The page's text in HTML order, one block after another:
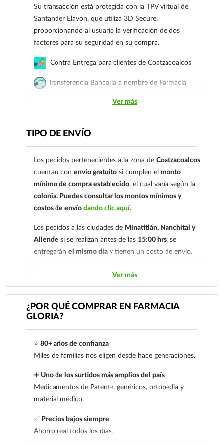
Su transacción está protegida con la TPV virtual de
Santander Elavon, que utiliza 3D Secure,
proporcionando al usuario la verificación de dos
factores para su seguridad en su compra.
Contra Entrega para clientes de Coatzacoalcos
Transferencia Bancaria a nombre de Farmacia
cuenta: Clave: 014854655008143954
Para esta forma de pago el cliente deberá enviar su
comprobante de pago a al siguiente correo
nuestro
921 261 8491
Ver más
TIPO DE ENVÍO
Los pedidos pertenecientes a la zona deCoatzacoalcos
cuentan conenvío gratuito si cumplen elmonto
mínimo de compra establecido, el cual varía según la
colonia. Puedes consultar los montos mínimos y
costos de envíodando clic aquí.
Los pedidos a las ciudades de Minatitlán, Nanchital y
Allende si se realizan antes de las 15:00 hrs, se
entregaránel mismo día y tienen un costo de envío.
Los pedidos de otras localidades se envían mediante
.Sólo hacemos envíos en el territorio
nacional.
económica. En la tarifa nacional al día siguiente, los
pedidos deben realizarseantes de las 14:00 hrs.El
tiempo de entrega de la tarifa económica es de
días.
En losproductos refrigerados siempre se debe
seleccionar la tarifa nacional día siguiente
productos de cadena de frío. Todos los productos se
Ver más
¿POR QUÉ COMPRAR EN FARMACIA
GLORIA?
⭐ 80+ años de confianza
Miles de familias nos eligen desde hace generaciones.
➕ Uno de los surtidos más amplios del país
Medicamentos de Patente, genéricos, ortopedia y
material médico.
✅ Precios bajos siempre
Ahorro real todos los días.